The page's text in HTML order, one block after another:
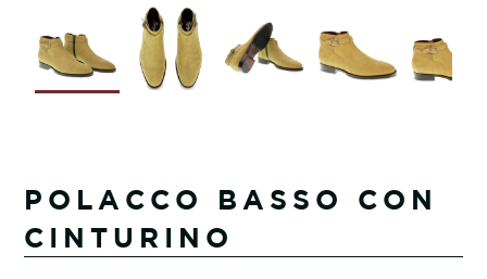
POLACCO BASSO CON
CINTURINO